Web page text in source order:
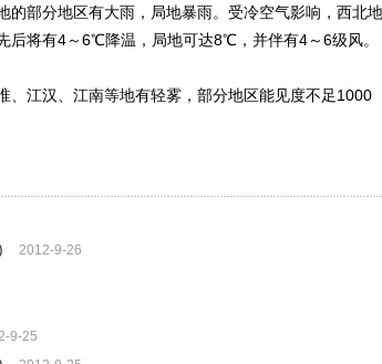
的部分地区有大雨，局地暴雨。受冷空气影响，西北地
后将有4～6℃降温，局地可达8℃，并伴有4～6级风。
江汉、江南等地有轻雾，部分地区能见度不足1000
2012-9-26
9-25